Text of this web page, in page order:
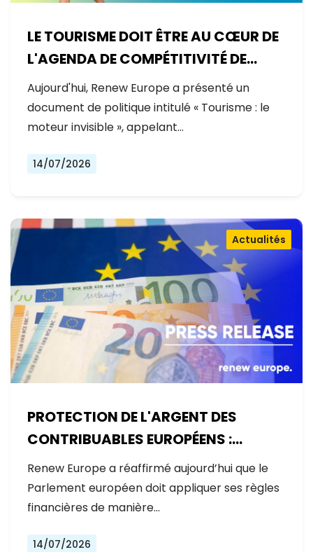
LE TOURISME DOIT ÊTRE AU CŒUR DE
L'AGENDA DE COMPÉTITIVITÉ DE
L'EUROPE
Aujourd'hui, Renew Europe a présenté un
document de politique intitulé « Tourisme : le
moteur invisible », appelant…
14/07/2026
PROTECTION DE L'ARGENT DES
CONTRIBUABLES EUROPÉENS :
AUCUNE EXCEPTION
Actualités
Renew Europe a réaffirmé aujourd’hui que le
Parlement européen doit appliquer ses règles
financières de manière…
14/07/2026